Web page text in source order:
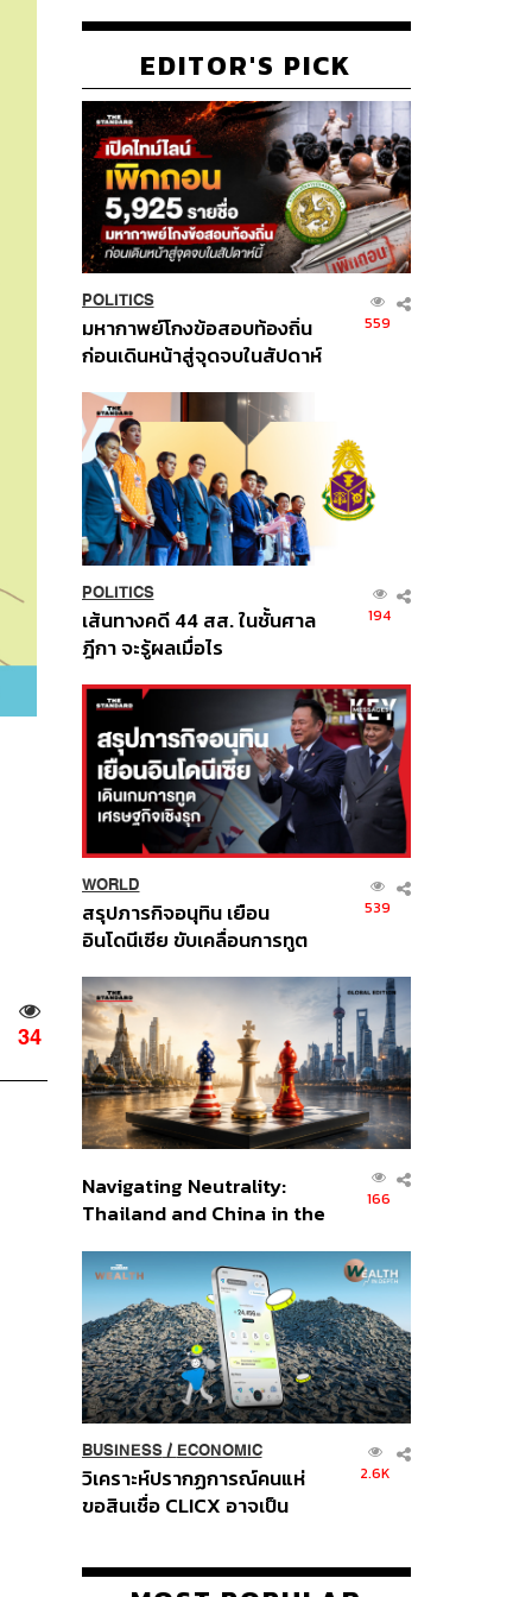
34
EDITOR'S PICK
POLITICS
มหากาพย์โกงข้อสอบท้องถิ่น
ก่อนเดินหน้าสู่จุดจบในสัปดาห์
559
POLITICS
เส้นทางคดี 44 สส. ในชั้นศาล
ฎีกา จะรู้ผลเมื่อไร
194
WORLD
สรุปภารกิจอนุทิน เยือน
อินโดนีเซีย ขับเคลื่อนการทูต
ส่วนยุทธศาสตร์ไทย –
อินโดนีเซีย
539
Navigating Neutrality:
Thailand and China in the
Order
166
BUSINESS/ ECONOMIC
วิเคราะห์ปรากฏการณ์คนแห่
ขอสินเชื่อ CLICX อาจเป็น
ปัญหาหนี้ครัวเรือนไทยที่ถูกซุก
2.6K